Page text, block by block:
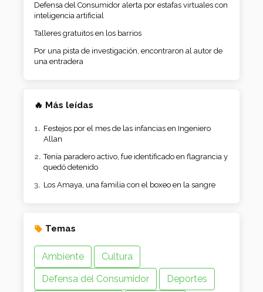
Defensa del Consumidor alerta por estafas virtuales con
inteligencia artificial
Talleres gratuitos en los barrios
Por una pista de investigación, encontraron al autor de
una entradera
🔥 Más leídas
Festejos por el mes de las infancias en Ingeniero
Allan
Tenía paradero activo, fue identificado en flagrancia y
quedó detenido
Los Amaya, una familia con el boxeo en la sangre
Temas
Ambiente
Cultura
Defensa del Consumidor
Deportes